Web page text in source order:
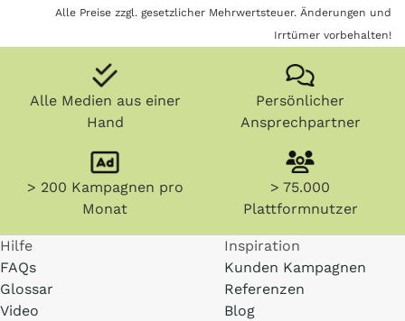
Alle Preise zzgl. gesetzlicher Mehrwertsteuer. Änderungen und
Irrtümer vorbehalten!
Alle Medien aus einer
Hand
Persönlicher
Ansprechpartner
> 200 Kampagnen pro
Monat
> 75.000
Plattformnutzer
Hilfe
FAQs
Glossar
Video
Inspiration
Kunden Kampagnen
Referenzen
Blog